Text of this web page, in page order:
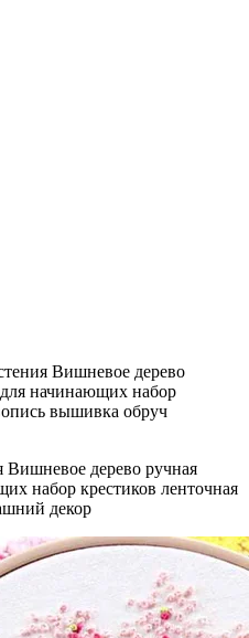
Вишневое дерево
для начинающих набор
вышивка обруч
дерево ручная
набор крестиков ленточная
декор